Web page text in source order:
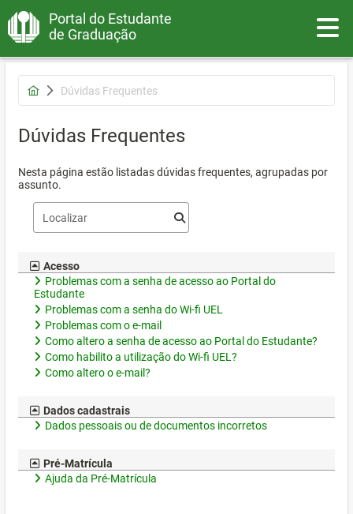
Portal do Estudante
de Graduação
Dúvidas Frequentes
Dúvidas Frequentes
Nesta página estão listadas dúvidas frequentes, agrupadas por
assunto.
Acesso
Problemas com a senha de acesso ao Portal do
Estudante
Problemas com a senha do Wi-fi UEL
Problemas com o e-mail
Como altero a senha de acesso ao Portal do Estudante?
Como habilito a utilização do Wi-fi UEL?
Como altero o e-mail?
Dados cadastrais
Dados pessoais ou de documentos incorretos
Pré-Matrícula
Ajuda da Pré-Matrícula